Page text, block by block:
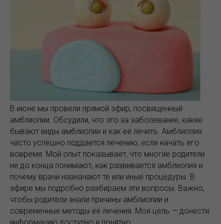
В июне мы провели прямой эфир, посвященный
амблиопии. Обсудили, что это за заболевание, какие
бывают виды амблиопии и как её лечить. Амблиопия
часто успешно поддается лечению, если начать его
вовремя. Мой опыт показывает, что многие родители
не до конца понимают, как развивается амблиопия и
почему врачи назначают те или иные процедуры. В
эфире мы подробно разбираем эти вопросы. Важно,
чтобы родители знали причины амблиопии и
современные методы её лечения. Моя цель — донести